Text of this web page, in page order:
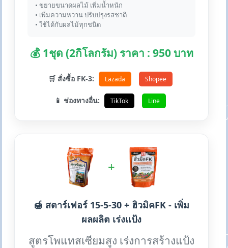
• ขยายขนาดผลไม้ เพิ่มน้ำหนัก
• เพิ่มความหวาน ปรับปรุงรสชาติ
• ใช้ได้กับผลไม้ทุกชนิด
💰 1ชุด (2กิโลกรัม) ราคา : 950 บาท
🛒 สั่งซื้อ FK-3: Lazada Shopee
📱 ช่องทางอื่น: TikTok Line
+
🍯 สตาร์เฟอร์ 15-5-30 + ฮิวมิคFK - เพิ่ม
ผลผลิต เร่งแป้ง
สูตรโพแทสเซียมสูง เร่งการสร้างแป้ง